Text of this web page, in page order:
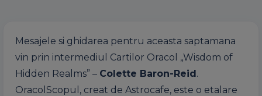
Mesajele si ghidarea pentru aceasta saptamana
vin prin intermediul Cartilor Oracol „Wisdom of
Hidden Realms” – Colette Baron-Reid.
OracolScopul, creat de Astrocafe, este o etalare